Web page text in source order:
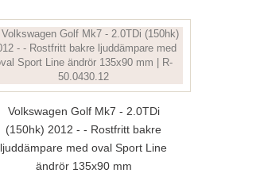
Volkswagen Golf Mk7 - 2.0TDi
(150hk) 2012 - - Rostfritt bakre
ljuddämpare med oval Sport Line
ändrör 135x90 mm